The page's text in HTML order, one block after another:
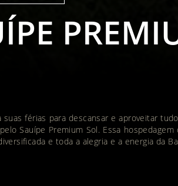
suas férias para descansar e aproveitar
Sauípe Premium Sol. Essa
e toda a alegria e a energia da